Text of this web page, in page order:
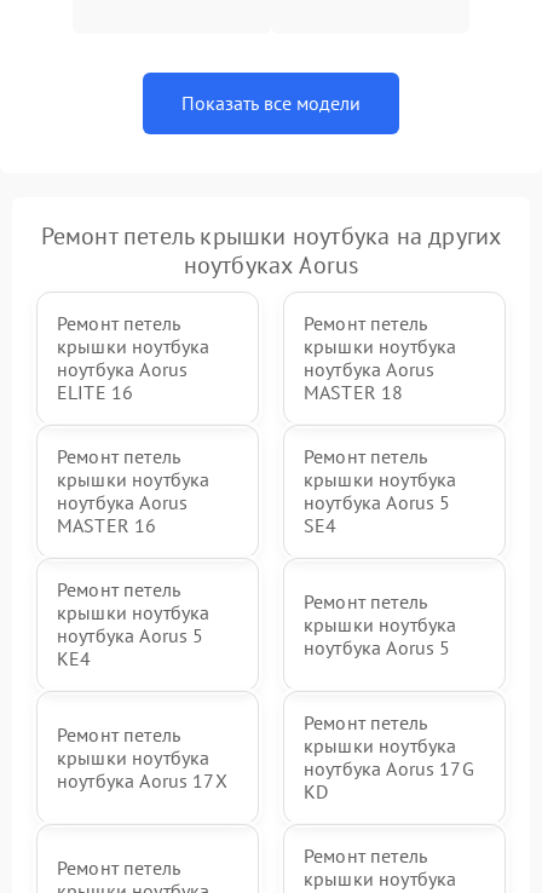
Показать все модели
Ремонт петель крышки ноутбука на других
ноутбуках Aorus
Ремонт петель
крышки ноутбука
ноутбука Aorus
ELITE 16
Ремонт петель
крышки ноутбука
ноутбука Aorus
MASTER 18
Ремонт петель
крышки ноутбука
ноутбука Aorus
MASTER 16
Ремонт петель
крышки ноутбука
ноутбука Aorus 5
SE4
Ремонт петель
крышки ноутбука
ноутбука Aorus 5
KE4
Ремонт петель
крышки ноутбука
ноутбука Aorus 5
Ремонт петель
крышки ноутбука
ноутбука Aorus 17X
Ремонт петель
крышки ноутбука
ноутбука Aorus 17G
KD
Ремонт петель
Ремонт петель
крышки ноутбука